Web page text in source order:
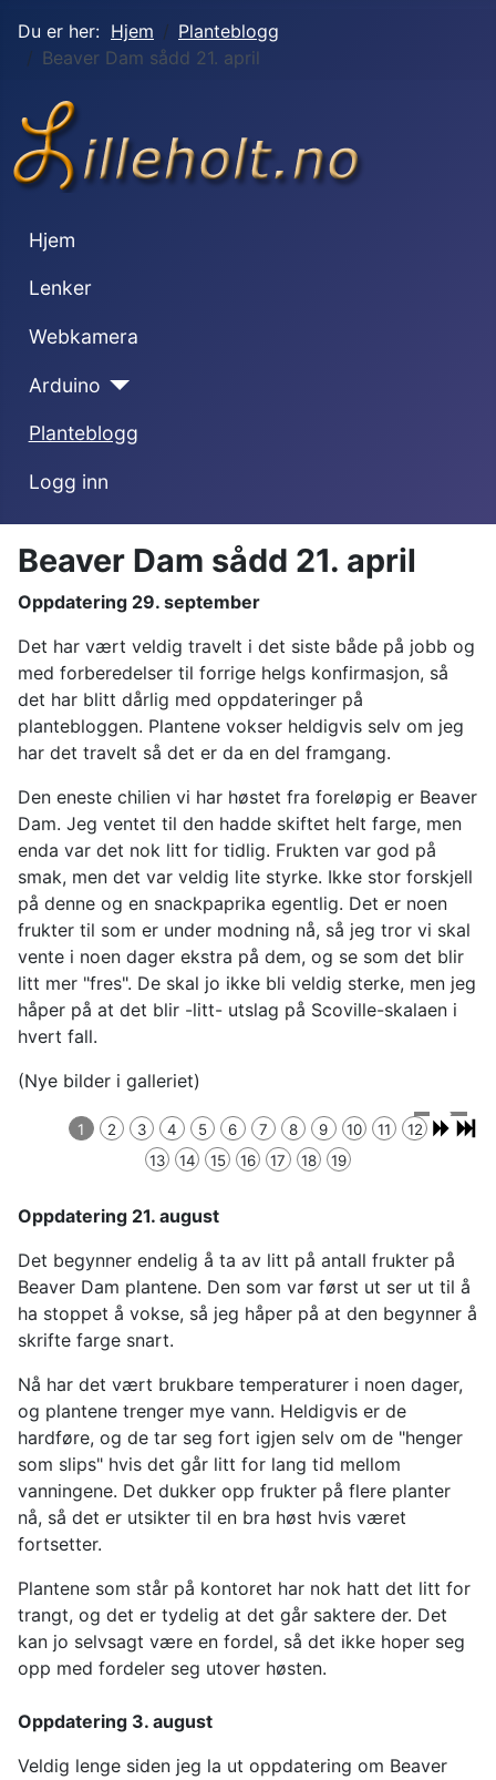
Du er her: Hjem
Planteblogg
Beaver Dam sådd 21. april
Hjem
Lenker
Webkamera
Arduino
Planteblogg
Logg inn
Beaver Dam sådd 21. april
Oppdatering 29. september
Det har vært veldig travelt i det siste både på jobb og
med forberedelser til forrige helgs konfirmasjon, så
det har blitt dårlig med oppdateringer på
plantebloggen. Plantene vokser heldigvis selv om jeg
har det travelt så det er da en del framgang.
Den eneste chilien vi har høstet fra foreløpig er Beaver
Dam. Jeg ventet til den hadde skiftet helt farge, men
enda var det nok litt for tidlig. Frukten var god på
smak, men det var veldig lite styrke. Ikke stor forskjell
på denne og en snackpaprika egentlig. Det er noen
frukter til som er under modning nå, så jeg tror vi skal
vente i noen dager ekstra på dem, og se som det blir
litt mer "fres". De skal jo ikke bli veldig sterke, men jeg
håper på at det blir -litt- utslag på Scoville-skalaen i
hvert fall.
(Nye bilder i galleriet)
Såing 21.
april
Dag 8,
første 4
spirer
Dag 9, 7
spirer
Dag 14, 8
spirer
1 2 3 4 5 6 7 8 9 10 11
12
13
14 15 16 17 18 19
Oppdatering 21. august
Det begynner endelig å ta av litt på antall frukter på
Beaver Dam plantene. Den som var først ut ser ut til å
ha stoppet å vokse, så jeg håper på at den begynner å
skrifte farge snart.
Nå har det vært brukbare temperaturer i noen dager,
og plantene trenger mye vann. Heldigvis er de
hardføre, og de tar seg fort igjen selv om de "henger
som slips" hvis det går litt for lang tid mellom
vanningene. Det dukker opp frukter på flere planter
nå, så det er utsikter til en bra høst hvis været
fortsetter.
Plantene som står på kontoret har nok hatt det litt for
trangt, og det er tydelig at det går saktere der. Det
kan jo selvsagt være en fordel, så det ikke hoper seg
opp med fordeler seg utover høsten.
Oppdatering 3. august
Veldig lenge siden jeg la ut oppdatering om Beaver